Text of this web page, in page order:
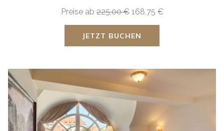
Preise ab225,00 € 168,75 €
JETZT BUCHEN